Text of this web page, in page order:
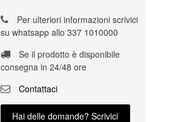
Per ulteriori informazioni scrivici
su whatsapp allo 337 1010000
Se il prodotto è disponibile
consegna in 24/48 ore
Contattaci
Hai delle domande? Scrivici